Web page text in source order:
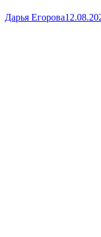
Дарья Егорова